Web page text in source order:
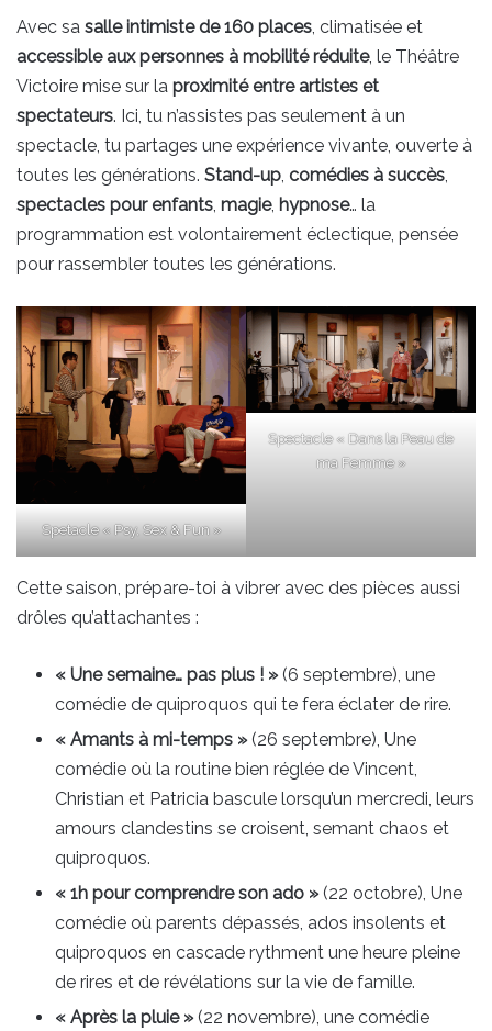
Avec sa salle intimiste de 160 places, climatisée et
accessible aux personnes à mobilité réduite, le Théâtre
Victoire mise sur la proximité entre artistes et
spectateurs. Ici, tu n’assistes pas seulement à un
spectacle, tu partages une expérience vivante, ouverte à
toutes les générations. Stand-up, comédies à succès,
spectacles pour enfants, magie, hypnose… la
programmation est volontairement éclectique, pensée
pour rassembler toutes les générations.
Spetacle « Psy, Sex & Fun »
Spectacle « Dans la Peau de
ma Femme »
Cette saison, prépare-toi à vibrer avec des pièces aussi
drôles qu’attachantes :
« Une semaine… pas plus ! »(6 septembre), une
comédie de quiproquos qui te fera éclater de rire.
« Amants à mi-temps »(26 septembre), Une
comédie où la routine bien réglée de Vincent,
Christian et Patricia bascule lorsqu’un mercredi, leurs
amours clandestins se croisent, semant chaos et
quiproquos.
« 1h pour comprendre son ado »(22 octobre), Une
comédie où parents dépassés, ados insolents et
quiproquos en cascade rythment une heure pleine
de rires et de révélations sur la vie de famille.
« Après la pluie »(22 novembre), une comédie